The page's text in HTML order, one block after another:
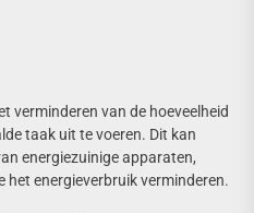
verminderen van de hoeveelheid
taak uit te voeren. Dit kan
energiezuinige apparaten,
het energieverbruik verminderen.